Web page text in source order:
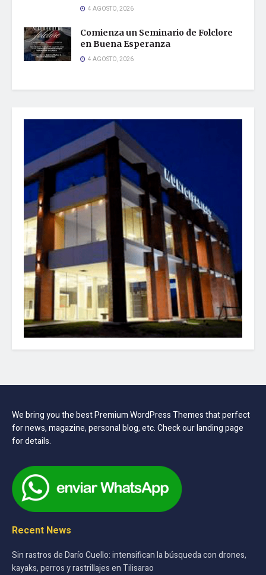
4 AGOSTO, 2026
Comienza un Seminario de Folclore
en Buena Esperanza
4 AGOSTO, 2026
We bring you the best Premium WordPress Themes that perfect
for news, magazine, personal blog, etc. Check our landing page
for details.
Recent News
Sin rastros de Darío Cuello: intensifican la búsqueda con drones,
kayaks, perros y rastrillajes en Tilisarao